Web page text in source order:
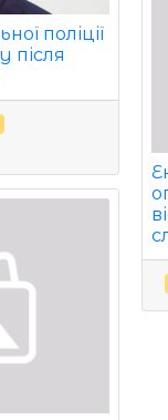
поліції
після